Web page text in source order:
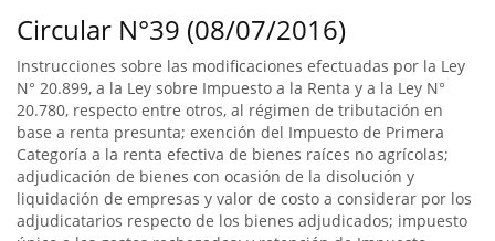
Circular N°39 (08/07/2016)
Instrucciones sobre las modificaciones efectuadas por la Ley
N° 20.899, a la Ley sobre Impuesto a la Renta y a la Ley N°
20.780, respecto entre otros, al régimen de tributación en
base a renta presunta; exención del Impuesto de Primera
Categoría a la renta efectiva de bienes raíces no agrícolas;
adjudicación de bienes con ocasión de la disolución y
liquidación de empresas y valor de costo a considerar por los
adjudicatarios respecto de los bienes adjudicados; impuesto